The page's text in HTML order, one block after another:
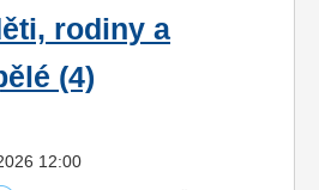
rodiny a
(4)
12:00